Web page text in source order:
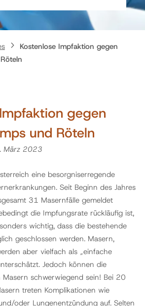
Kostenlose Impfaktion gegen
gegen
und Röteln
März 2023
eine besorgniserregende
Seit Beginn des Jahres
31 Masernfälle gemeldet
die Impfungsrate rückläufig ist,
wichtig, dass die bestehende
geschlossen werden. Masern,
aber vielfach als „einfache
Jedoch können die
schwerwiegend sein! Bei 20
treten Komplikationen wie
oder Lungenentzündung auf. Selten